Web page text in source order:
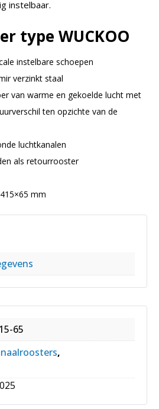
instelbaar.
type WUCKOO
instelbare schoepen
verzinkt staal
van warme en gekoelde lucht met
ten opzichte van de
luchtkanalen
als retourrooster
mm
65
,